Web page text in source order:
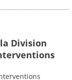
Division